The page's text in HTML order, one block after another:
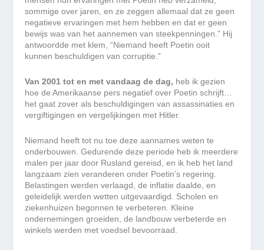
sommige over jaren, en ze zeggen allemaal dat ze geen
negatieve ervaringen met hem hebben en dat er geen
bewijs was van het aannemen van steekpenningen.” Hij
antwoordde met klem, “Niemand heeft Poetin ooit
kunnen beschuldigen van corruptie.”
Van 2001 tot en met vandaag de dag, heb ik gezien
hoe de Amerikaanse pers negatief over Poetin schrijft…
het gaat zover als beschuldigingen van assassinaties en
vergiftigingen en vergelijkingen met Hitler.
Niemand heeft tot nu toe deze aannames weten te
onderbouwen. Gedurende deze periode heb ik meerdere
malen per jaar door Rusland gereisd, en ik heb het land
langzaam zien veranderen onder Poetin’s regering.
Belastingen werden verlaagd, de inflatie daalde, en
geleidelijk werden wetten uitgevaardigd. Scholen en
ziekenhuizen begonnen te verbeteren. Kleine
ondernemingen groeiden, de landbouw verbeterde en
winkels werden met voedsel bevoorraad.